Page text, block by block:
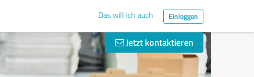
Das will ich auch Einloggen
Jetzt kontaktieren